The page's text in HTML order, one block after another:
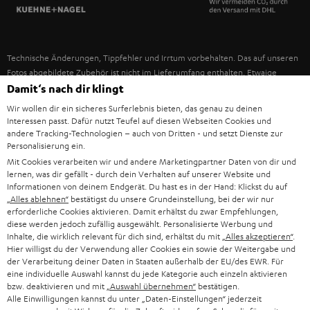
NEUHEITEN
UNSER MANAGEMENT
UNSERE WERTE
BILDUNGSRABATT
GESCHENKGUTSCHEIN
BARRIEREFREIHEIT
USA
WEITERE LÄNDER
Technische Änderungen, Tippfehler und Irrtum vorbehalten. Das auf unseren
Fotos abgebildete Zubehör ist nicht im Lieferumfang enthalten. Etwaige
Entsorgungsgebühren für Batterien sind im Preis inbegriffen.
©2026 Lautsprecher Teufel GmbH - All rights reserved.
Impressum AGB
Vertrag widerrufen
Damit‘s nach dir klingt
Wir wollen dir ein sicheres Surferlebnis bieten, das genau zu deinen
Interessen passt. Dafür nutzt Teufel auf diesen Webseiten Cookies und
andere Tracking-Technologien – auch von Dritten - und setzt Dienste zur
Personalisierung ein.
Mit Cookies verarbeiten wir und andere Marketingpartner Daten von dir und
lernen, was dir gefällt - durch dein Verhalten auf unserer Website und
Informationen von deinem Endgerät. Du hast es in der Hand: Klickst du auf
„Alles ablehnen“ bestätigst du unsere Grundeinstellung, bei der wir nur
erforderliche Cookies aktivieren. Damit erhältst du zwar Empfehlungen,
diese werden jedoch zufällig ausgewählt. Personalisierte Werbung und
Inhalte, die wirklich relevant für dich sind, erhältst du mit „Alles akzeptieren“.
Hier willigst du der Verwendung aller Cookies ein sowie der Weitergabe und
der Verarbeitung deiner Daten in Staaten außerhalb der EU/des EWR. Für
eine individuelle Auswahl kannst du jede Kategorie auch einzeln aktivieren
bzw. deaktivieren und mit „Auswahl übernehmen“ bestätigen.
Alle Einwilligungen kannst du unter „Daten-Einstellungen“ jederzeit